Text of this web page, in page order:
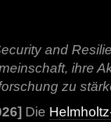
and
ihre
zu
Die